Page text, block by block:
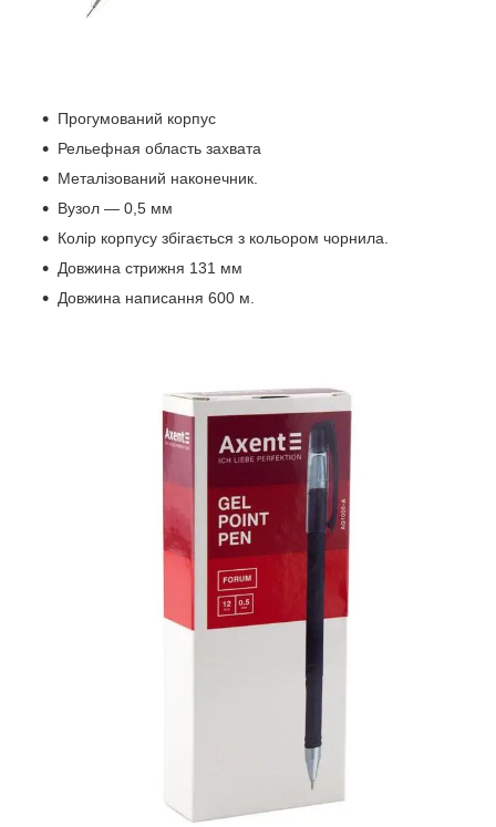
Прогумований корпус
Рельефная область захвата
Металізований наконечник.
Вузол — 0,5 мм
Колір корпусу збігається з кольором чорнила.
Довжина стрижня 131 мм
Довжина написання 600 м.